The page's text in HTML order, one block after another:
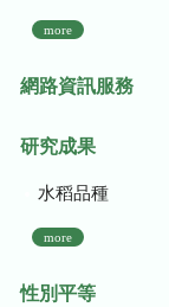
more
網路資訊服務
研究成果
水稻品種
more
性別平等